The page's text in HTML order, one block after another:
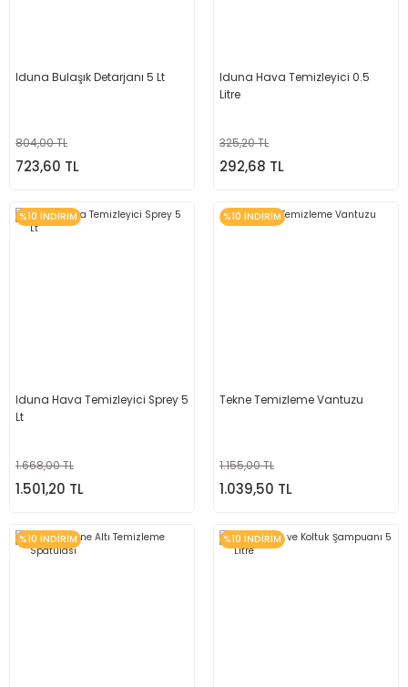
Iduna Bulaşık Detarjanı 5 Lt
804,00 TL
723,60 TL
Iduna Hava Temizleyici 0.5
Litre
325,20 TL
292,68 TL
%10 İNDİRİM
Iduna Hava Temizleyici Sprey 5
Lt
1.668,00 TL
1.501,20 TL
%10 İNDİRİM
Tekne Temizleme Vantuzu
1.155,00 TL
1.039,50 TL
%10 İNDİRİM %10 İNDİRİM